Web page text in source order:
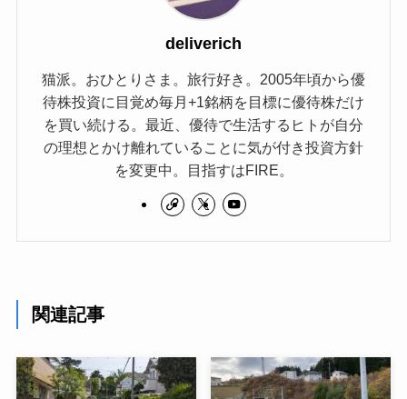
deliverich
猫派。おひとりさま。旅行好き。2005年頃から優
待株投資に目覚め毎月+1銘柄を目標に優待株だけ
を買い続ける。最近、優待で生活するヒトが自分
の理想とかけ離れていることに気が付き投資方針
を変更中。目指すはFIRE。
関連記事